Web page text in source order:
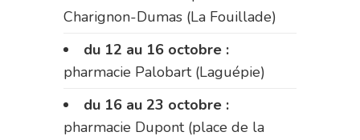
Charignon-Dumas (La Fouillade)
du 12 au 16 octobre :
pharmacie Palobart (Laguépie)
du 16 au 23 octobre :
pharmacie Dupont (place de la